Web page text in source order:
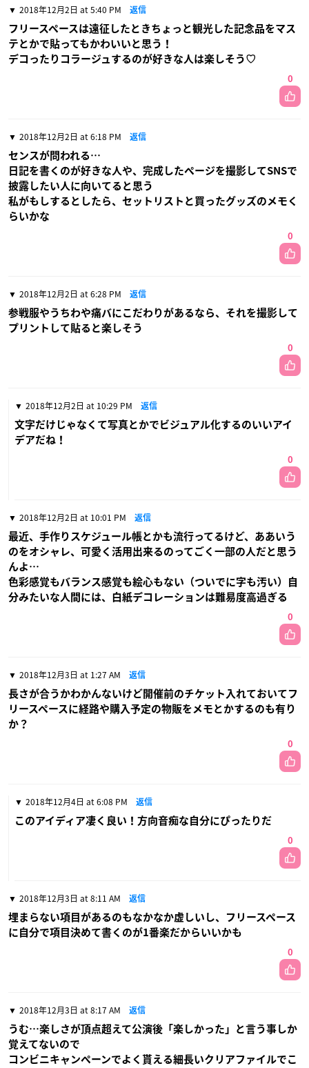
2018年12月2日 at 5:40 PM 返信
フリースペースは遠征したときちょっと観光した記念品をマス
テとかで貼ってもかわいいと思う！
デコったりコラージュするのが好きな人は楽しそう♡
0
2018年12月2日 at 6:18 PM 返信
センスが問われる…
日記を書くのが好きな人や、完成したページを撮影してSNSで
披露したい人に向いてると思う
私がもしするとしたら、セットリストと買ったグッズのメモく
らいかな
0
2018年12月2日 at 6:28 PM 返信
参戦服やうちわや痛バにこだわりがあるなら、それを撮影して
プリントして貼ると楽しそう
0
2018年12月2日 at 10:29 PM 返信
文字だけじゃなくて写真とかでビジュアル化するのいいアイ
デアだね！
0
2018年12月2日 at 10:01 PM 返信
最近、手作りスケジュール帳とかも流行ってるけど、ああいう
のをオシャレ、可愛く活用出来るのってごく一部の人だと思う
んよ…
色彩感覚もバランス感覚も絵心もない（ついでに字も汚い）自
分みたいな人間には、白紙デコレーションは難易度高過ぎる
0
2018年12月3日 at 1:27 AM 返信
長さが合うかわかんないけど開催前のチケット入れておいてフ
リースペースに経路や購入予定の物販をメモとかするのも有り
か？
0
2018年12月4日 at 6:08 PM 返信
このアイディア凄く良い！方向音痴な自分にぴったりだ
0
2018年12月3日 at 8:11 AM 返信
埋まらない項目があるのもなかなか虚しいし、フリースペース
に自分で項目決めて書くのが1番楽だからいいかも
0
2018年12月3日 at 8:17 AM 返信
うむ…楽しさが頂点超えて公演後「楽しかった」と言う事しか
覚えてないので
コンビニキャンペーンでよく貰える細長いクリアファイルでこ